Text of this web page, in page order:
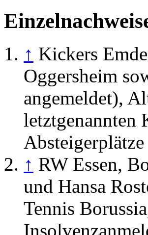
↑ Kickers
Oggersheim
angemeldet),
letztgenannten
Absteigerplätze
↑ RW Essen,
und Hansa
Tennis